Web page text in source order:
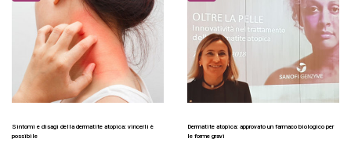
Sintomi e disagi della dermatite atopica: vincerli è
possibile
Dermatite atopica: approvato un farmaco biologico per
le forme gravi